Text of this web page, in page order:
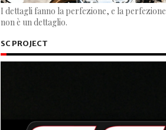
I dettagli fanno la perfezione, e la perfezione
non è un dettaglio.
SC PROJECT